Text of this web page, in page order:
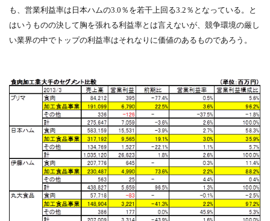
も、営業利益率は日本ハムの3.0％を若干上回る3.2％となっている。と
はいうものの決して胸を張れる利益率とは言えないが、競争環境の厳し
い業界の中でトップの利益率はそれなりに価値のあるものであろう。